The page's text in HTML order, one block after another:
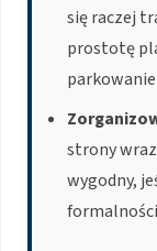
się raczej
prostotę
strony
wygodny,